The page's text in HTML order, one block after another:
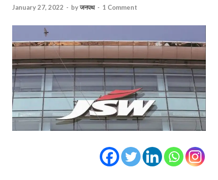
January 27, 2022 - byजनपथ - 1 Comment